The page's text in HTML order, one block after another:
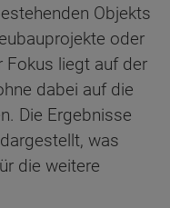
Objekts
oder
Fokus liegt auf der
dabei auf die
Die Ergebnisse
was
die weitere